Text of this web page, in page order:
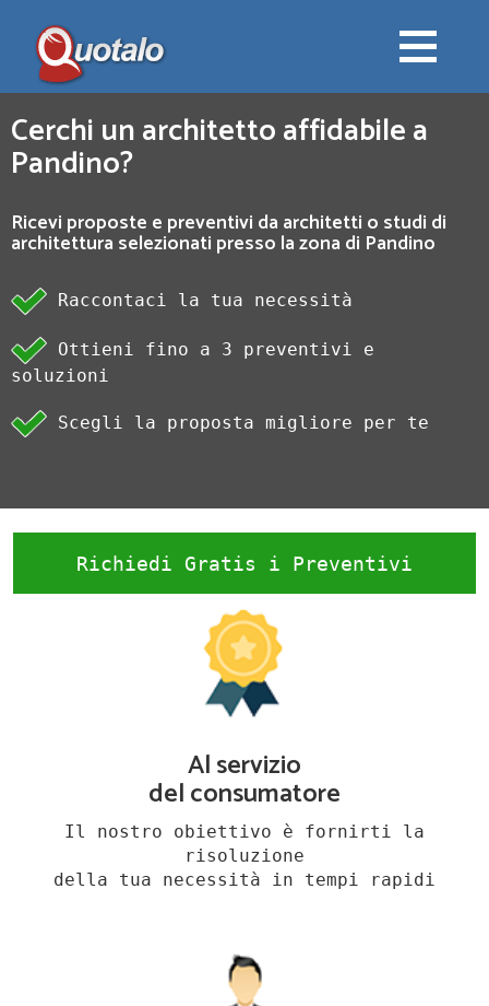
Cerchi un architetto affidabile a
Pandino?
Ricevi proposte e preventivi da architetti o studi di
architettura selezionati presso la zona di Pandino
Raccontaci la tua necessità
Ottieni fino a 3 preventivi e
soluzioni
Scegli la proposta migliore per te
Richiedi Gratis i Preventivi
Al servizio
del consumatore
Il nostro obiettivo è fornirti la
risoluzione
della tua necessità in tempi rapidi